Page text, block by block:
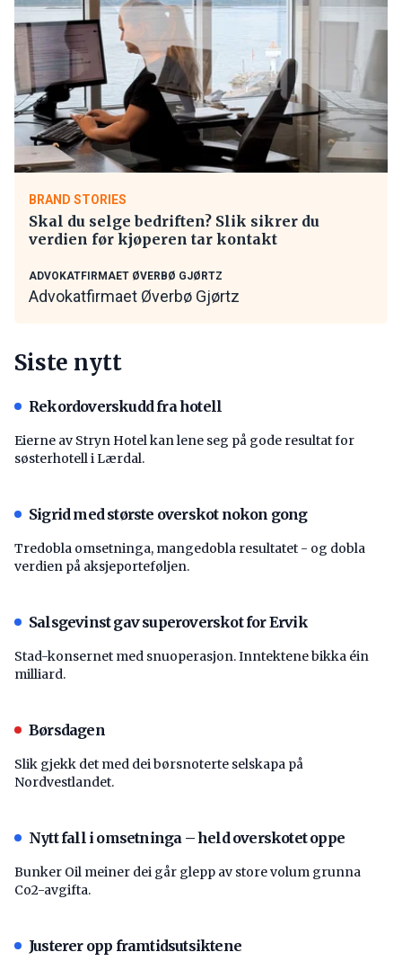
BRAND STORIES
Skal du selge bedriften? Slik sikrer du
verdien før kjøperen tar kontakt
ADVOKATFIRMAET ØVERBØ GJØRTZ
Advokatfirmaet Øverbø Gjørtz
Siste nytt
Rekordoverskudd fra hotell
Eierne av Stryn Hotel kan lene seg på gode resultat for
søsterhotell i Lærdal.
Sigrid med største overskot nokon gong
Tredobla omsetninga, mangedobla resultatet - og dobla
verdien på aksjeporteføljen.
Salsgevinst gav superoverskot for Ervik
Stad-konsernet med snuoperasjon. Inntektene bikka éin
milliard.
Børsdagen
Slik gjekk det med dei børsnoterte selskapa på
Nordvestlandet.
Nytt fall i omsetninga – held overskotet oppe
Bunker Oil meiner dei går glepp av store volum grunna
Co2-avgifta.
Justerer opp framtidsutsiktene